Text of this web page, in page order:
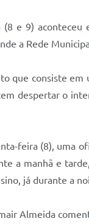
e 9) aconteceu
a Rede
que consiste
despertar o
feira (8), uma
a manhã e
já durante a
Almeida